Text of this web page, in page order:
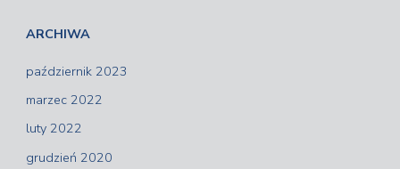
ARCHIWA
październik 2023
marzec 2022
luty 2022
grudzień 2020